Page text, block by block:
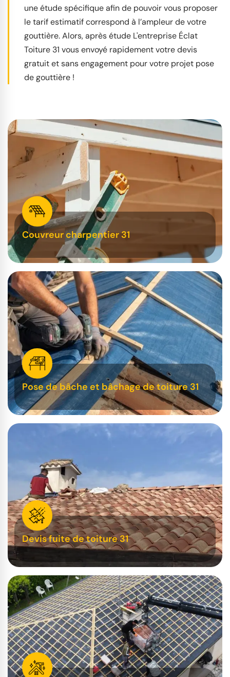
une étude spécifique afin de pouvoir vous proposer
le tarif estimatif correspond à l’ampleur de votre
gouttière. Alors, après étude L'entreprise Éclat
Toiture 31 vous envoyé rapidement votre devis
gratuit et sans engagement pour votre projet pose
de gouttière !
Couvreur charpentier 31
Pose de bâche et bâchage de toiture 31
Devis fuite de toiture 31